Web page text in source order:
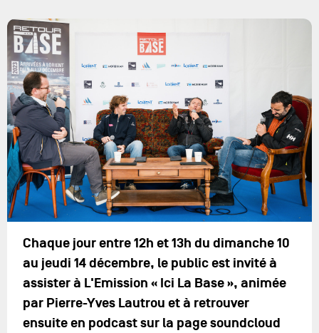
Chaque jour entre 12h et 13h du dimanche 10
au jeudi 14 décembre, le public est invité à
assister à L'Emission « Ici La Base », animée
par Pierre-Yves Lautrou et à retrouver
ensuite en podcast sur la page soundcloud